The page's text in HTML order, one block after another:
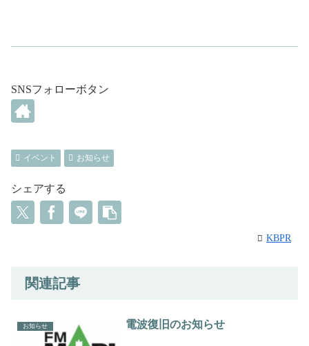
SNSフォローボタン
イベント お知らせ
シェアする
KBPR
関連記事
お知らせ 電波復旧のお知らせ